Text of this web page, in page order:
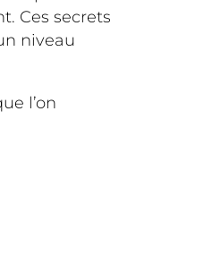
Ces secrets
niveau
l’on